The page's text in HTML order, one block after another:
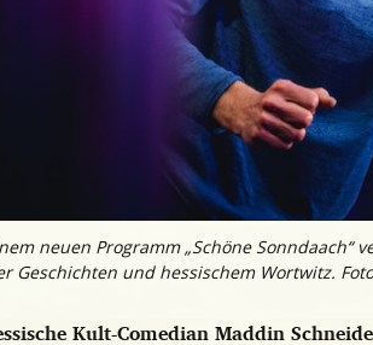
neuen Programm „Schöne
Geschichten und hessischem Wortwitz.
Kult-Comedian Maddin